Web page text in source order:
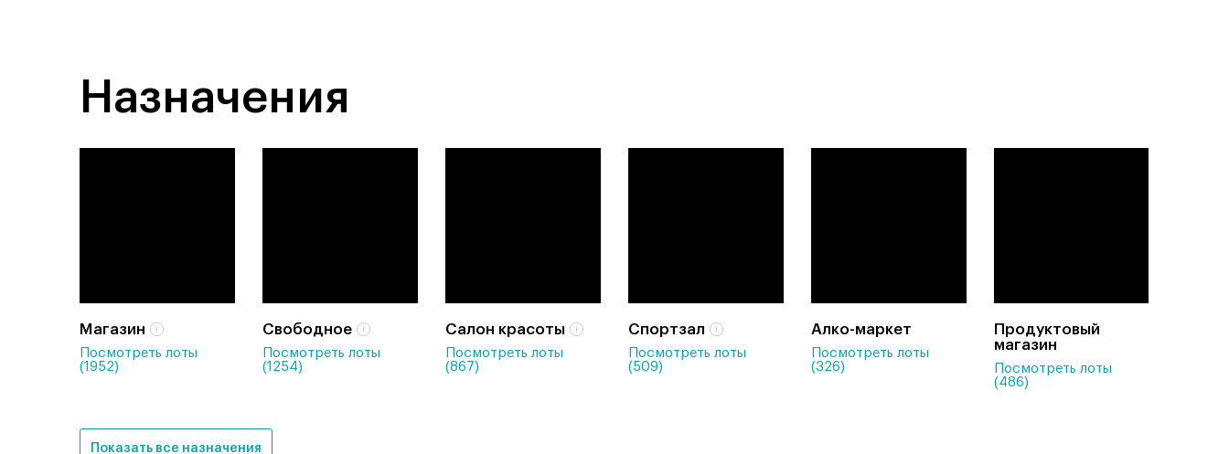
Назначения
Магазин
Посмотреть лоты
(1952)
Свободное
Посмотреть лоты
(1254)
Салон красоты
Посмотреть лоты
(867)
Спортзал
Посмотреть лоты
(509)
Алко-маркет
Посмотреть лоты
(326)
Продуктовый
магазин
Посмотреть лоты
(486)
Показать все назначения